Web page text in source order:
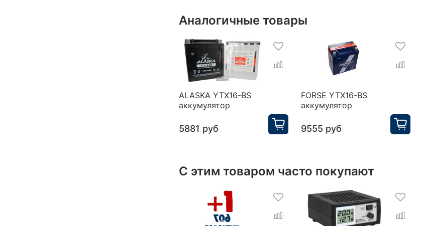
Аналогичные товары
ALASKA YTX16-BS
аккумулятор
5881 руб
FORSE YTX16-BS
аккумулятор
9555 руб
С этим товаром часто покупают